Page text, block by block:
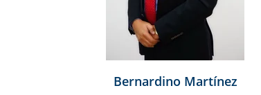
Bernardino Martínez